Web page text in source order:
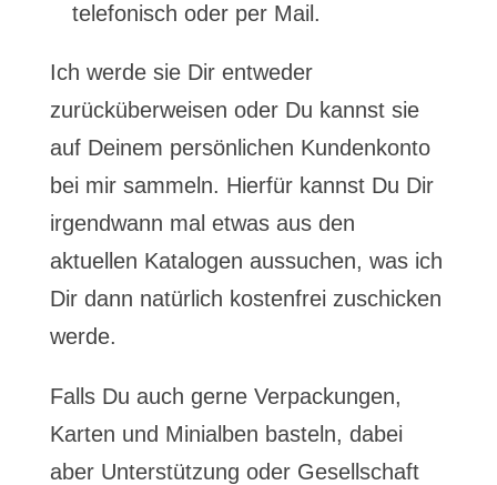
telefonisch oder per Mail.
Ich werde sie Dir entweder
zurücküberweisen oder Du kannst sie
auf Deinem persönlichen Kundenkonto
bei mir sammeln. Hierfür kannst Du Dir
irgendwann mal etwas aus den
aktuellen Katalogen aussuchen, was ich
Dir dann natürlich kostenfrei zuschicken
werde.
Falls Du auch gerne Verpackungen,
Karten und Minialben basteln, dabei
aber Unterstützung oder Gesellschaft